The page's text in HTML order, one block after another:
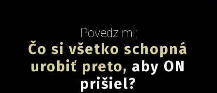
Povedz mi:
Čo si všetko schopná
urobiť preto, aby ON
prišiel?